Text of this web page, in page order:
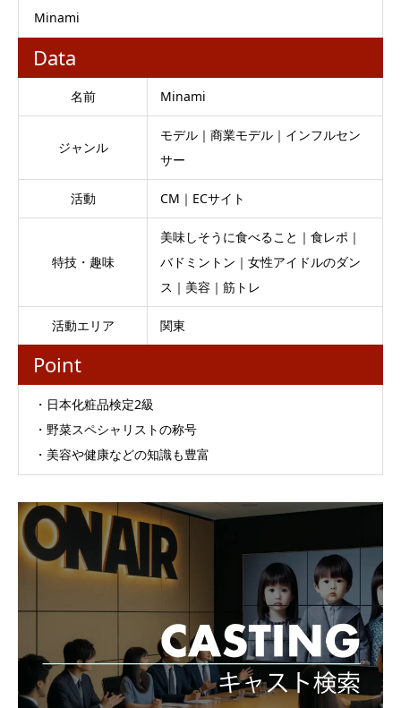
Minami
Data
名前 Minami
ジャンル
モデル｜商業モデル｜インフルセン
サー
活動 CM｜ECサイト
特技・趣味
美味しそうに食べること｜食レポ｜
バドミントン｜女性アイドルのダン
ス｜美容｜筋トレ
活動エリア 関東
Point
・日本化粧品検定2級
・野菜スペシャリストの称号
・美容や健康などの知識も豊富